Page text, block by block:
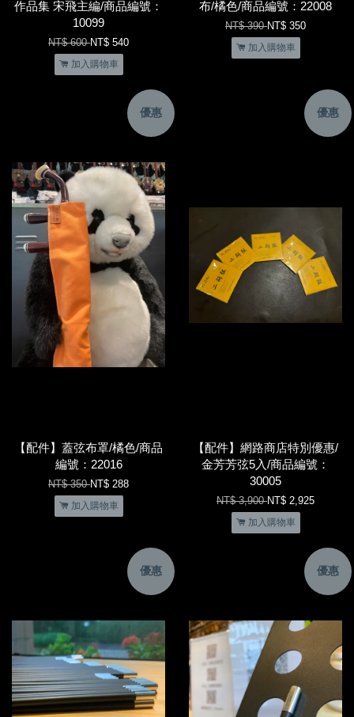
作品集 宋飛主編/商品編號：
10099
NT$ 600NT$ 540
加入購物車
布/橘色/商品編號：22008
NT$ 390NT$ 350
加入購物車
優惠
【配件】蓋弦布罩/橘色/商品
編號：22016
NT$ 350NT$ 288
加入購物車
優惠
【配件】網路商店特別優惠/
金芳芳弦5入/商品編號：
30005
NT$ 3,900NT$ 2,925
加入購物車
優惠 優惠